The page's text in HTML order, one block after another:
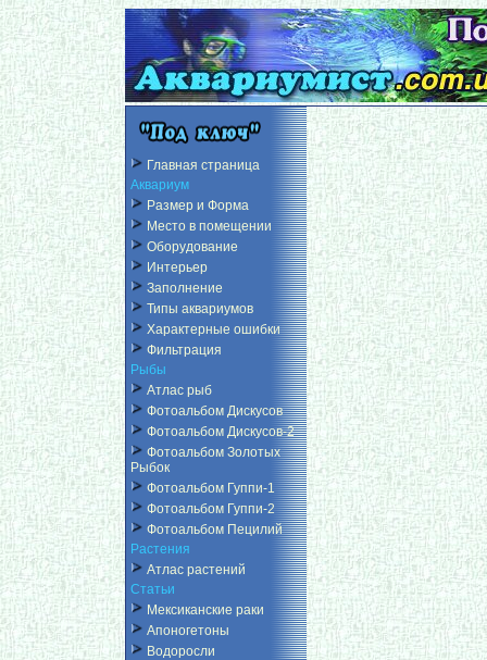
Главная страница
Аквариум
Размер и Форма
Место в помещении
Оборудование
Интерьер
Заполнение
Типы аквариумов
Характерные ошибки
Фильтрация
Рыбы
Атлас рыб
Фотоальбом Дискусов
Фотоальбом Дискусов-2
Фотоальбом Золотых
Рыбок
Фотоальбом Гуппи-1
Фотоальбом Гуппи-2
Фотоальбом Пецилий
Растения
Атлас растений
Статьи
Мексиканские раки
Апоногетоны
Водоросли